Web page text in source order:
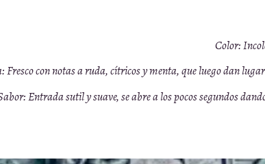
Color:
Fresco con notas a ruda, cítricos y menta, que luego dan
Entrada sutil y suave, se abre a los pocos segundos